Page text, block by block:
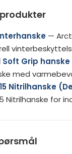
—
Soft Grip hanske
med
Nitrilhanske
Nitrilhanske for